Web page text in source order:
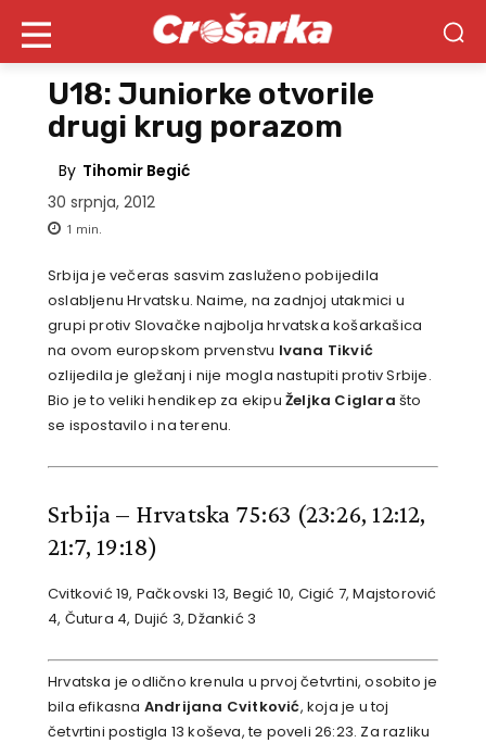
U18: Juniorke otvorile
drugi krug porazom
By Tihomir Begić
30 srpnja, 2012
1 min.
Srbija je večeras sasvim zasluženo pobijedila
oslabljenu Hrvatsku. Naime, na zadnjoj utakmici u
grupi protiv Slovačke najbolja hrvatska košarkašica
na ovom europskom prvenstvu Ivana Tikvić
ozlijedila je gležanj i nije mogla nastupiti protiv Srbije.
Bio je to veliki hendikep za ekipu Željka Ciglara što
se ispostavilo i na terenu.
Srbija – Hrvatska 75:63 (23:26, 12:12,
21:7, 19:18)
Cvitković 19, Pačkovski 13, Begić 10, Cigić 7, Majstorović
4, Čutura 4, Dujić 3, Džankić 3
Hrvatska je odlično krenula u prvoj četvrtini, osobito je
bila efikasna Andrijana Cvitković, koja je u toj
četvrtini postigla 13 koševa, te poveli 26:23. Za razliku